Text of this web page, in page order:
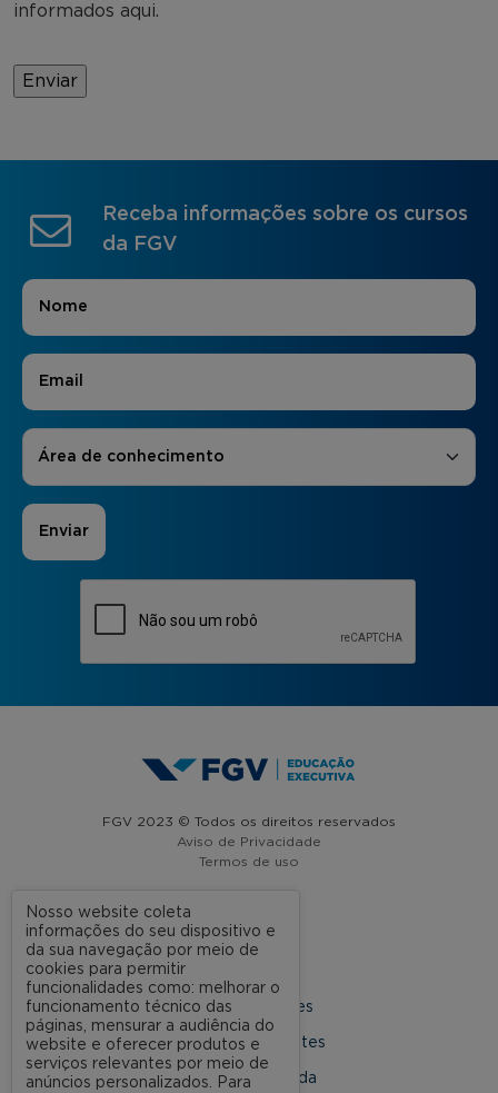
informados aqui.
Receba informações sobre os cursos
da FGV
Nome
E-mail
Áreas de Interesse
Área de conhecimento
FGV 2023 © Todos os direitos reservados
Aviso de Privacidade
Termos de uso
A FGV
Nossas Unidades
Dúvidas Frequentes
Rede Conveniada
Nosso website coleta
informações do seu dispositivo e
da sua navegação por meio de
cookies para permitir
funcionalidades como: melhorar o
funcionamento técnico das
páginas, mensurar a audiência do
website e oferecer produtos e
serviços relevantes por meio de
anúncios personalizados. Para